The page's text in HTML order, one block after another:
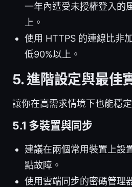
一年內遭受未授權登入的
上。
使用 HTTPS 的連線比非
低90%以上。
5. 進階設定與最佳
讓你在高需求情境下也能穩
5.1 多裝置與同步
建議在兩個常用裝置上設
點故障。
使用雲端同步的密碼管理